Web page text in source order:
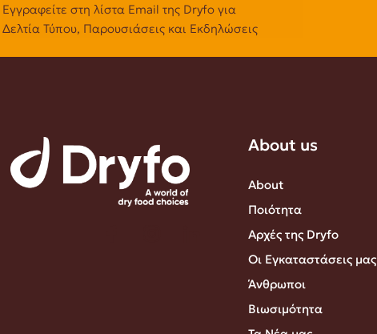
Εγγραφείτε στη λίστα Email της Dryfo για
Δελτία Τύπου, Παρουσιάσεις και Εκδηλώσεις
About us
About
Ποιότητα
Αρχές της Dryfo
Οι Εγκαταστάσεις μας
Άνθρωποι
Βιωσιμότητα